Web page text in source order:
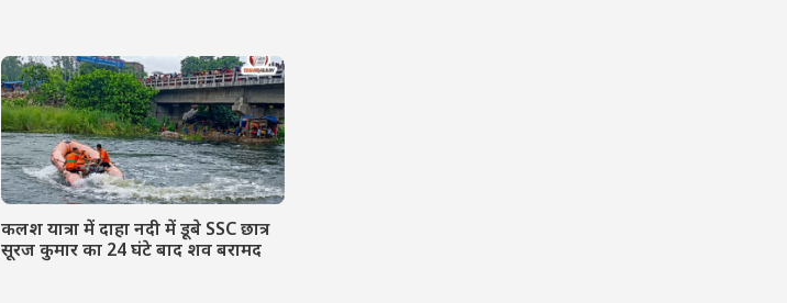
कलश यात्रा में दाहा नदी में डूबे SSC छात्र
सूरज कुमार का 24 घंटे बाद शव बरामद